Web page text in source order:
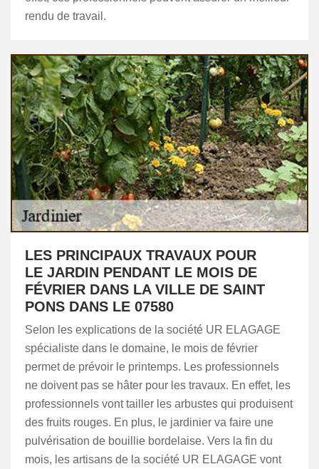
rendu de travail.
LES PRINCIPAUX TRAVAUX POUR
LE JARDIN PENDANT LE MOIS DE
FÉVRIER DANS LA VILLE DE SAINT
PONS DANS LE 07580
Selon les explications de la société UR ELAGAGE
spécialiste dans le domaine, le mois de février
permet de prévoir le printemps. Les professionnels
ne doivent pas se hâter pour les travaux. En effet, les
professionnels vont tailler les arbustes qui produisent
des fruits rouges. En plus, le jardinier va faire une
pulvérisation de bouillie bordelaise. Vers la fin du
mois, les artisans de la société UR ELAGAGE vont